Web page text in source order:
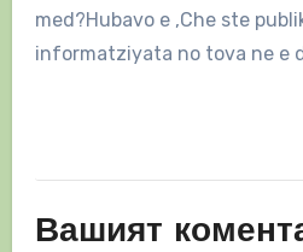
med?Hubavo e ,Che ste
informatziyata no tova ne e
Вашият